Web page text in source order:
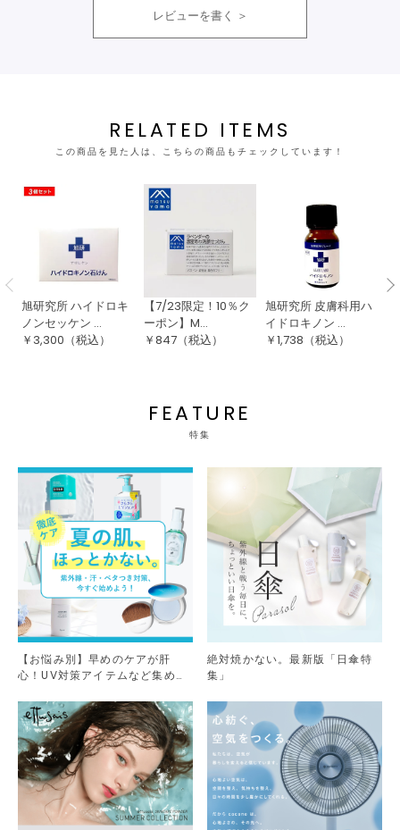
レビューを書く
RELATED ITEMS
この商品を見た人は、こちらの商品もチェックしています！
旭研究所 ハイドロキ
ノンセッケン ...
￥ 3,300 （税込）
【7/23限定！10％ク
ーポン】M...
￥847（税込）
旭研究所 皮膚科用ハ
イドロキノン ...
￥1,738 （税込）
FEATURE
特集
【お悩み別】早めのケアが肝
心！UV対策アイテムなど集めま
絶対焼かない。最新版「日傘特
集」